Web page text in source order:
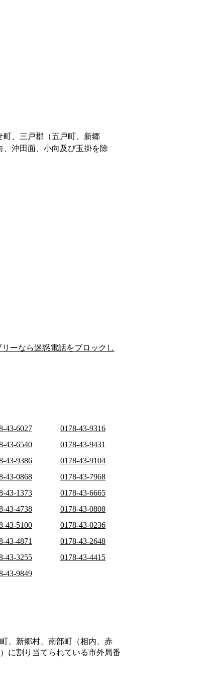
、三戸郡（五戸町、新郷
沖田面、小向及び玉掛を除
ーなら迷惑電話をブロックし
43-6027
0178-43-9316
43-6540
0178-43-9431
43-9386
0178-43-9104
43-0868
0178-43-7968
43-1373
0178-43-6665
43-4738
0178-43-0808
43-5100
0178-43-0236
43-4871
0178-43-2648
43-3255
0178-43-4415
43-9849
、新郷村、南部町（相内、赤
に割り当てられている市外局番